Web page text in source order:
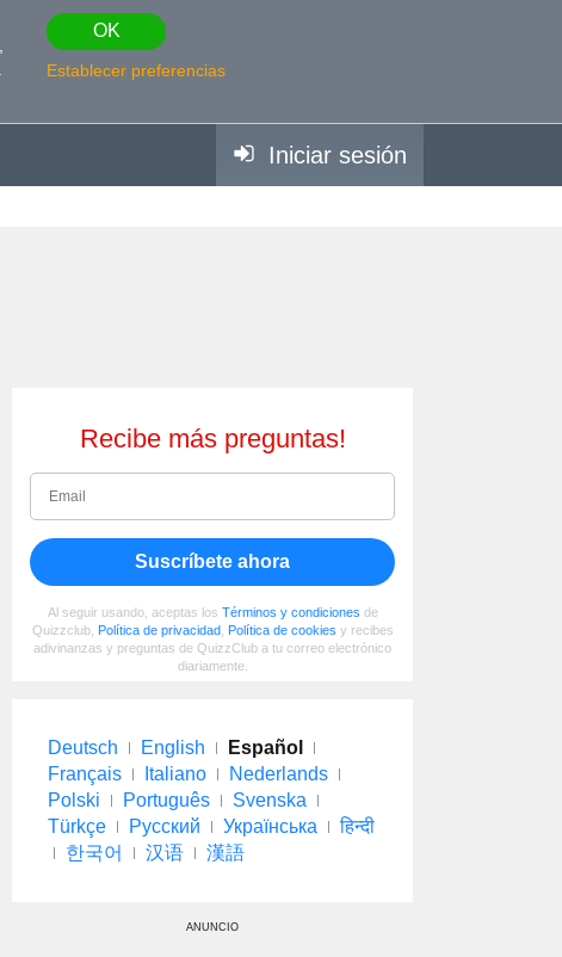
OK
Establecer preferencias
Iniciar sesión
Recibe más preguntas!
Suscríbete ahora
Al seguir usando, aceptas los Términos y condiciones de
Quizzclub, Política de privacidad, Política de cookies y recibes
adivinanzas y preguntas de QuizzClub a tu correo electrónico
diariamente.
Deutsch English
Español
Français
Italiano
Nederlands
Polski
Português
Svenska
Türkçe
Русский Українська
हिन्दी
한국어
汉语 漢語
ANUNCIO